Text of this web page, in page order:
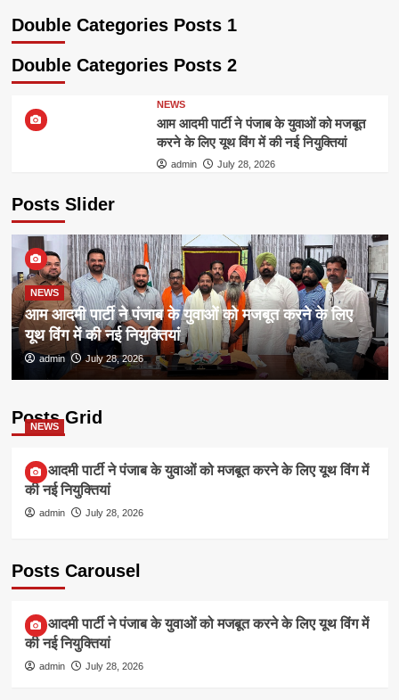
Double Categories Posts 1
Double Categories Posts 2
NEWS
आम आदमी पार्टी ने पंजाब के युवाओं को मजबूत
करने के लिए यूथ विंग में की नई नियुक्तियां
admin July 28, 2026
Posts Slider
NEWS
आम आदमी पार्टी ने पंजाब के युवाओं को मजबूत करने के लिए
यूथ विंग में की नई नियुक्तियां
admin July 28, 2026
Posts Grid
NEWS
आम आदमी पार्टी ने पंजाब के युवाओं को मजबूत करने के लिए यूथ विंग में
की नई नियुक्तियां
admin July 28, 2026
Posts Carousel
NEWS
आम आदमी पार्टी ने पंजाब के युवाओं को मजबूत करने के लिए यूथ विंग में
की नई नियुक्तियां
admin July 28, 2026